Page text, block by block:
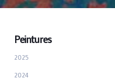
Peintures
2025
2024